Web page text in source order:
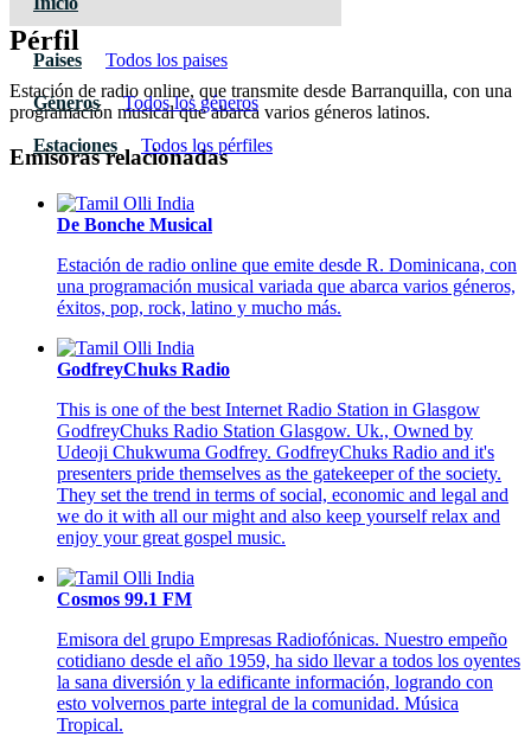
Paises Todos los paises
Géneros Todos los géneros
Estaciones Todos los pérfiles
Pérfil
Estación de radio online, que transmite desde Barranquilla, con una
programación musical que abarca varios géneros latinos.
Emisoras relacionadas
De Bonche Musical
Estación de radio online que emite desde R. Dominicana, con
una programación musical variada que abarca varios géneros,
éxitos, pop, rock, latino y mucho más.
GodfreyChuks Radio
This is one of the best Internet Radio Station in Glasgow
GodfreyChuks Radio Station Glasgow. Uk., Owned by
Udeoji Chukwuma Godfrey. GodfreyChuks Radio and it's
presenters pride themselves as the gatekeeper of the society.
They set the trend in terms of social, economic and legal and
we do it with all our might and also keep yourself relax and
enjoy your great gospel music.
Cosmos 99.1 FM
Emisora del grupo Empresas Radiofónicas. Nuestro empeño
cotidiano desde el año 1959, ha sido llevar a todos los oyentes
la sana diversión y la edificante información, logrando con
esto volvernos parte integral de la comunidad. Música
Tropical.